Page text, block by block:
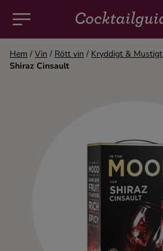
COCKTAILS & DRINKAR
Hem / Vin / Rött vin / Kryddigt & Mustigt
Shiraz Cinsault